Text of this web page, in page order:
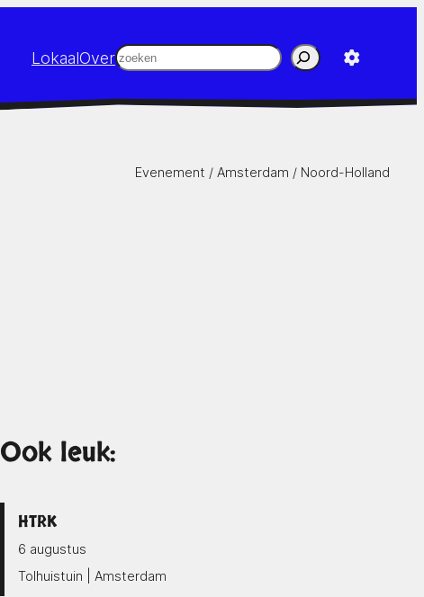
LokaalOverZoeken
Evenement / Amsterdam / Noord-Holland
Ook leuk:
HTRK
6 augustus
Tolhuistuin | Amsterdam